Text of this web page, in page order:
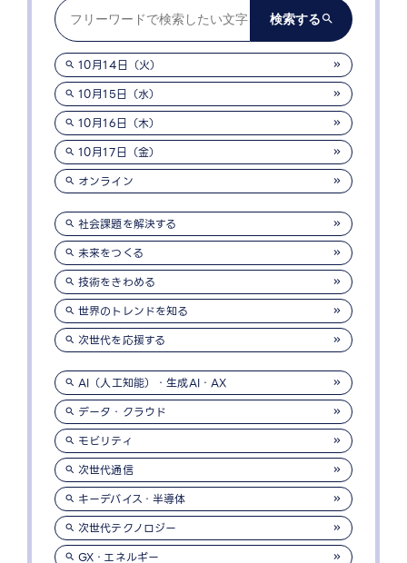
10月14日（火）
10月15日（水）
10月16日（木）
10月17日（金）
オンライン
社会課題を解決する
未来をつくる
技術をきわめる
世界のトレンドを知る
次世代を応援する
AI（人工知能）・生成AI・AX
データ・クラウド
モビリティ
次世代通信
キーデバイス・半導体
次世代テクノロジー
GX・エネルギー